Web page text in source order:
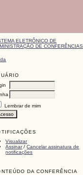
ELETRÔNICO DE
DE CONFERÊNCIAS
Lembrar de mim
Visualizar
Assinar/Cancelar assinatura de
notificações
DA CONFERÊNCIA